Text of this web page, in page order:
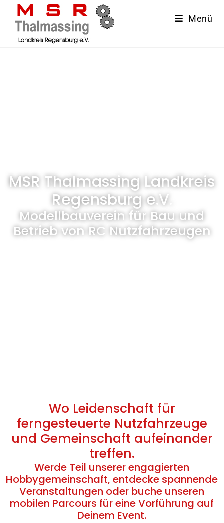
Menü
MSR Thalmassing Landkreis
Regensburg e.V.
Modellbauverein für Bau und
Betrieb von RC Nutzfahrzeugen
Wo Leidenschaft für
ferngesteuerte Nutzfahrzeuge
und Gemeinschaft aufeinander
treffen.
Werde Teil unserer engagierten
Hobbygemeinschaft, entdecke spannende
Veranstaltungen oder buche unseren
mobilen Parcours für eine Vorführung auf
Deinem Event.